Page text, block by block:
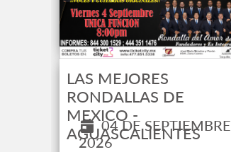
LAS MEJORES
RONDALLAS DE
MEXICO -
AGUASCALIENTES
04 DE SEPTIEMBRE
2026